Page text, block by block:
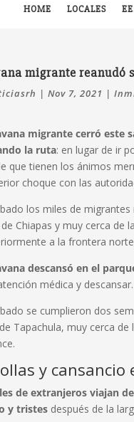
HOME LOCALES
migrante reanudó
|Nov 7, 2021 |
migrante cerró este
la ruta: en lugar de ir
que tienen los ánimos
choque con las
los miles de
Chiapas y muy cerca de
a la frontera
descansó en el
médica y descansar.
se cumplieron dos
Tapachula, muy cerca
y cansancio
de extranjeros viajan
y tristes después de la